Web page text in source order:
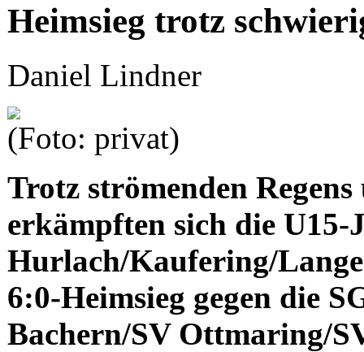
Heimsieg trotz
Daniel Lindner
(Foto: privat)
Trotz strömenden
erkämpften sich die
Hurlach/Kaufering/
6:0-Heimsieg gegen die
Bachern/SV Ottmaring/